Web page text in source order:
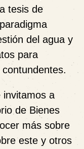
tesis de
del agua y
para
invitamos a
de Bienes
más sobre
este y otros